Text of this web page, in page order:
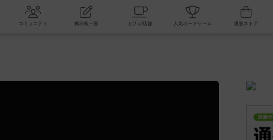
ボードゲーム会 コミュニティ 掲示板一覧 カフェ/店舗 人気ボードゲーム